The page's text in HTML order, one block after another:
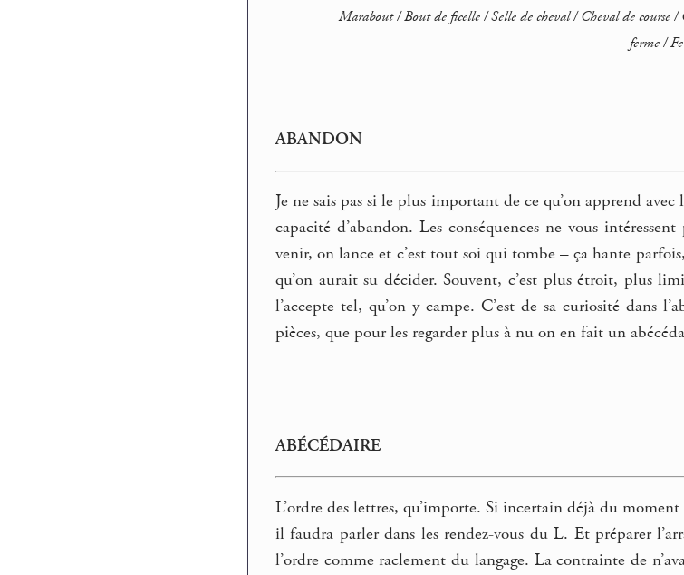
Marabout / Bout de ficelle / Selle de cheval / Cheval de course
ferme /
ABANDON
Je ne sais pas si le plus important de ce qu’on apprend avec
capacité d’abandon. Les conséquences ne vous
venir, on lance et c’est tout soi qui tombe – ça hante
qu’on aurait su décider. Souvent, c’est plus étroit, plus
l’accepte tel, qu’on y campe. C’est de sa curiosité dans
pièces, que pour les regarder plus à nu on en fait un
ABÉCÉDAIRE
L’ordre des lettres, qu’importe. Si incertain déjà du
il faudra parler dans les rendez-vous du L. Et préparer
l’ordre comme raclement du langage. La contrainte de